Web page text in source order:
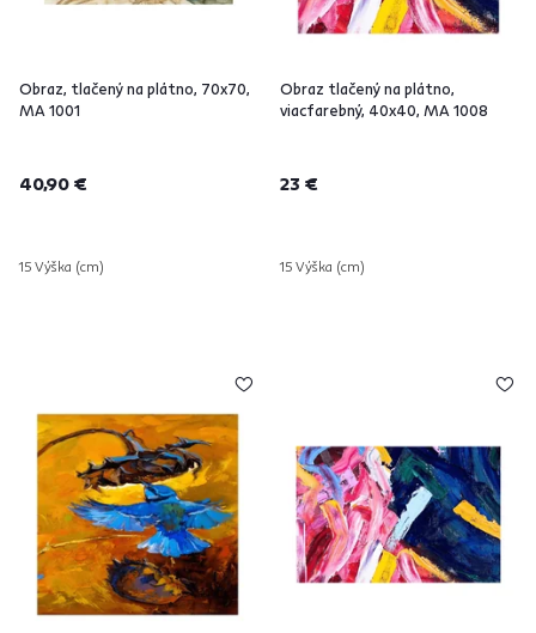
Obraz, tlačený na plátno, 70x70,
MA 1001
40,90 €
15 Výška (cm)
Obraz tlačený na plátno,
viacfarebný, 40x40, MA 1008
23 €
15 Výška (cm)